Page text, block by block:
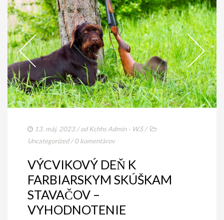
13. máj. 2023/ odKchhs Admin - W.S/
Uncategorized/0 komentárov
VÝCVIKOVÝ DEŇ K
FARBIARSKYM SKÚŠKAM
STAVAČOV –
VYHODNOTENIE